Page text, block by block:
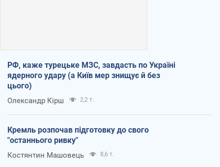
РФ, каже турецьке МЗС, завдасть по Україні
ядерного удару (а Київ мер знищує й без
цього)
Олександр Кірш 2,2 т.
Кремль розпочав підготовку до свого
"останнього ривку"
Костянтин Машовець 8,6 т.